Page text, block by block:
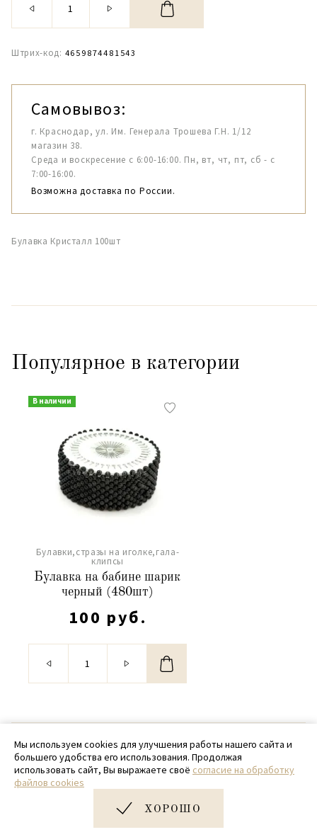
Штрих-код: 4659874481543
Самовывоз:
г. Краснодар, ул. Им. Генерала Трошева Г.Н. 1/12
магазин 38.
Среда и воскресение с 6:00-16:00. Пн, вт, чт, пт, сб - с
7:00-16:00.
Возможна доставка по России.
Булавка Кристалл 100шт
Популярное в категории
В наличии
Булавки,стразы на иголке,гала-
клипсы
Булавка на бабине шарик
черный (480шт)
100 руб.
© 2020 - 2026 SamPack
+ 7 (918) 699-97-87
zakaz@sampack.store
Дизайн и разработка сайта
Мы используем cookies для улучшения работы нашего сайта и
большего удобства его использования. Продолжая
использовать сайт, Вы выражаете своё согласие на обработку
файлов cookies
ХОРОШО